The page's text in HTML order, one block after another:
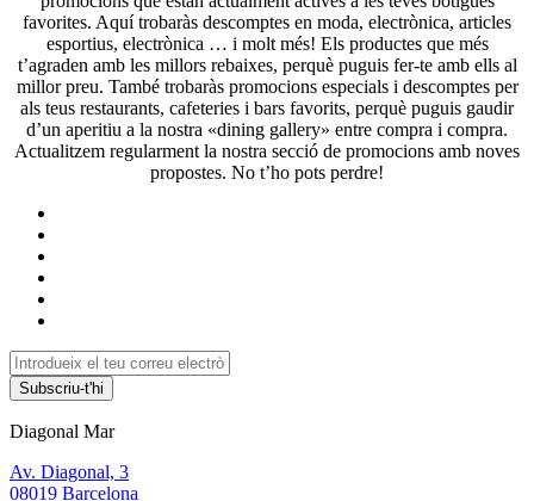
favorites. Aquí trobaràs descomptes en moda, electrònica, articles
esportius, electrònica … i molt més! Els productes que més
t’agraden amb les millors rebaixes, perquè puguis fer-te amb ells al
millor preu. També trobaràs promocions especials i descomptes per
als teus restaurants, cafeteries i bars favorits, perquè puguis gaudir
d’un aperitiu a la nostra «dining gallery» entre compra i compra.
Actualitzem regularment la nostra secció de promocions amb noves
propostes. No t’ho pots perdre!
Subscriu-t'hi
Diagonal Mar
Av. Diagonal, 3
08019 Barcelona